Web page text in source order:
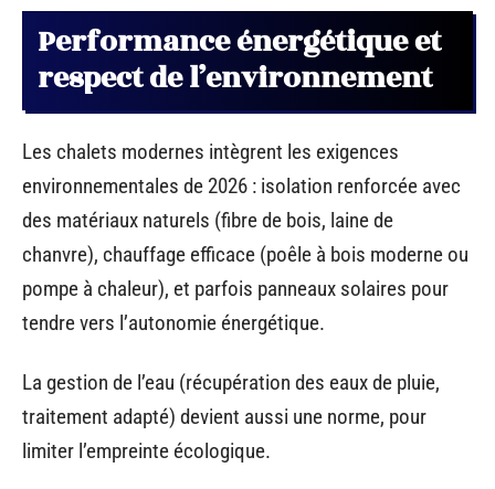
Performance énergétique et
respect de l’environnement
Les chalets modernes intègrent les exigences
environnementales de 2026 : isolation renforcée avec
des matériaux naturels (fibre de bois, laine de
chanvre), chauffage efficace (poêle à bois moderne ou
pompe à chaleur), et parfois panneaux solaires pour
tendre vers l’autonomie énergétique.
La gestion de l’eau (récupération des eaux de pluie,
traitement adapté) devient aussi une norme, pour
limiter l’empreinte écologique.